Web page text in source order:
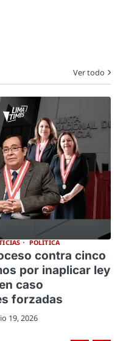
Ver todo
POLÍTICA
contra cinco
por inaplicar ley
caso
forzadas
19, 2026